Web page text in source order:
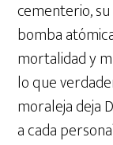
cementerio,
bomba
mortalidad y
lo que
moraleja deja
a cada